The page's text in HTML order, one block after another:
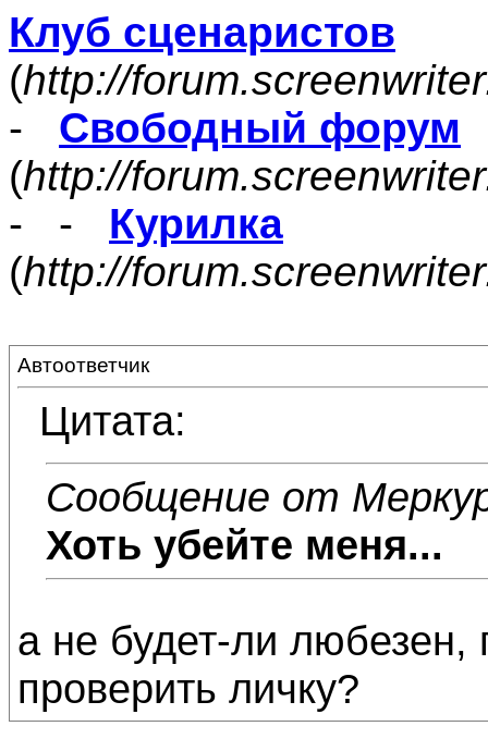
Клуб сценаристов
(http://
- Свободный форум
(http://
- - Курилка
(http://
Автоответчик
Цитата:
Сообщение от
Хоть убейте меня...
а не будет-ли
проверить личку?